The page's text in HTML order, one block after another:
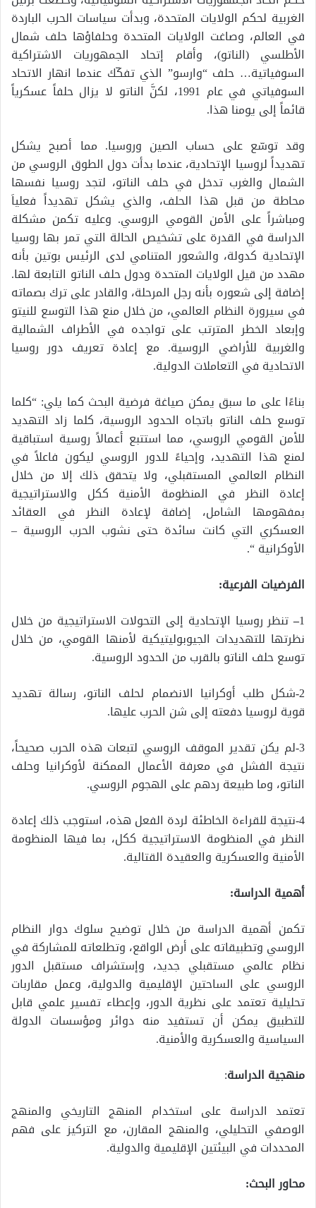
الغربية لحكم الولايات المتحدة، وبدأت سياسات الحرب الباردة
في العالم، وصاغت الولايات المتحدة وحلفاؤها حلف شمال
الأطلسي (الناتو)، وأقام إتحاد الجمهوريات الاشتراكية
السوفياتية… حلف “وارسو” الذي تفكّك عندما انهار الاتحاد
السوفياتي في عام 1991، لكنَّ الناتو لا يزال حلفاً عسكرياً
قائماً إلى يومنا هذا.
وقد توسّع على حساب الصين وروسيا. مما أصبح يشكل
تهديداً لروسيا الإتحادية، عندما بدأت دول الطوق الروسي من
الشمال والغرب تدخل في حلف الناتو، لتجد روسيا نفسها
محاطة من قبل هذا الحلف، والذي يشكل تهديداً فعلياَ
ومباشراً على الأمن القومي الروسي. وعليه تكمن مشكلة
الدراسة في القدرة على تشخيص الحالة التي تمر بها روسيا
الإتحادية كدولة، والشعور المتنامي لدى الرئيس بوتين بأنه
مهدد من قيل الولايات المتحدة ودول حلف الناتو التابعة لها.
إضافة إلى شعوره بأنه رجل المرحلة، والقادر على ترك بصماته
في سيرورة النظام العالمي، من خلال منع هذا التوسع للنيتو
وإبعاد الخطر المترتب على تواجده في الأطراف الشمالية
والغربية للأراضي الروسية. مع إعادة تعريف دور روسيا
الاتحادية في التعاملات الدولية.
بناءًا على ما سبق يمكن صياغة فرضية البحث كما يلي: “كلما
توسع حلف الناتو باتجاه الحدود الروسية، كلما زاد التهديد
للأمن القومي الروسي، مما استتبع أعمالاً روسية استباقية
لمنع هذا التهديد، وإحياءً للدور الروسي ليكون فاعلاً في
النظام العالمي المستقبلي، ولا يتحقق ذلك إلا من خلال
إعادة النظر في المنظومة الأمنية ككل والاستراتيجية
بمفهومها الشامل، إضافة لإعادة النظر في العقائد
العسكري التي كانت سائدة حتى نشوب الحرب الروسية –
الأوكرانية “.
الفرضيات الفرعية:
1
–تنظر روسيا الإتحادية إلى التحولات الاستراتيجية من خلال
نظرتها للتهديدات الجيوبوليتيكية لأمنها القومي، من خلال
توسع حلف الناتو بالقرب من الحدود الروسية.
2-شكل طلب أوكرانيا الانضمام لحلف الناتو، رسالة تهديد
قوية لروسيا دفعته إلى شن الحرب عليها.
3-لم يكن تقدير الموقف الروسي لتبعات هذه الحرب صحيحاً،
نتيجة الفشل في معرفة الأعمال الممكنة لأوكرانيا وحلف
الناتو، وما طبيعة ردهم على الهجوم الروسي.
4-نتيجة للقراءة الخاطئة لردة الفعل هذه، استوجب ذلك إعادة
النظر في المنظومة الاستراتيجية ككل، بما فيها المنظومة
الأمنية والعسكرية والعقيدة القتالية.
أهمية الدراسة:
تكمن أهمية الدراسة من خلال توضيح سلوك دوار النظام
الروسي وتطبيقاته على أرض الواقع، وتطلعاته للمشاركة في
نظام عالمي مستقبلي جديد، وإستشراف مستقبل الدور
الروسي على الساحتين الإقليمية والدولية، وعمل مقاربات
تحليلية تعتمد على نظرية الدور، وإعطاء تفسير علمي قابل
للتطبيق يمكن أن تستفيد منه دوائر ومؤسسات الدولة
السياسية والعسكرية والأمنية.
منهجية الدراسة:
تعتمد الدراسة على استخدام المنهج التاريخي والمنهج
الوصفي التحليلي، والمنهج المقارن، مع التركيز على فهم
المحددات في البيئتين الإقليمية والدولية.
محاور البحث: